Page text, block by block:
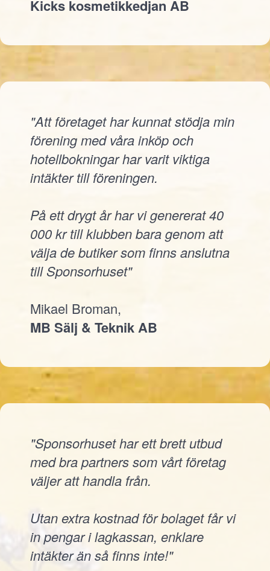
Kicks kosmetikkedjan AB
"Att företaget har kunnat stödja min
förening med våra inköp och
hotellbokningar har varit viktiga
intäkter till föreningen.
På ett drygt år har vi genererat 40
000 kr till klubben bara genom att
välja de butiker som finns anslutna
till Sponsorhuset"
Mikael Broman,
MB Sälj & Teknik AB
"Sponsorhuset har ett brett utbud
med bra partners som vårt företag
väljer att handla från.
Utan extra kostnad för bolaget får vi
in pengar i lagkassan, enklare
intäkter än så finns inte!"